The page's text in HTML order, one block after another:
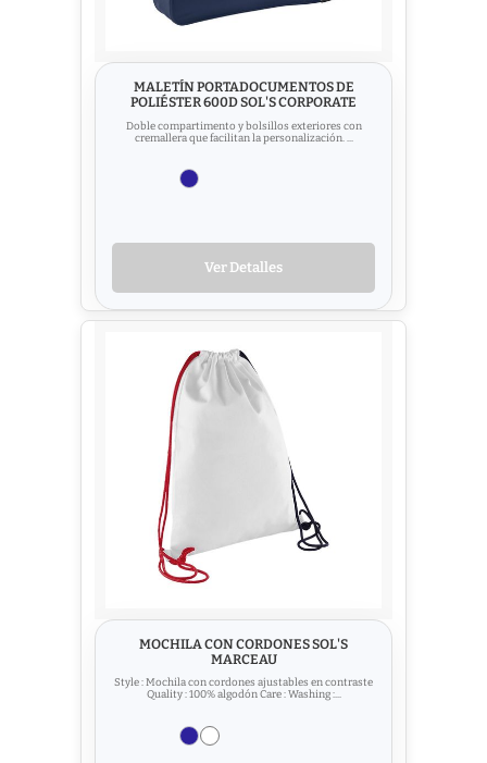
MALETÍN PORTADOCUMENTOS DE
POLIÉSTER 600D SOL'S CORPORATE
Doble compartimento y bolsillos exteriores con
cremallera que facilitan la personalización. ...
Ver Detalles
MOCHILA CON CORDONES SOL'S
MARCEAU
Style : Mochila con cordones ajustables en contraste
Quality : 100% algodón Care : Washing :...